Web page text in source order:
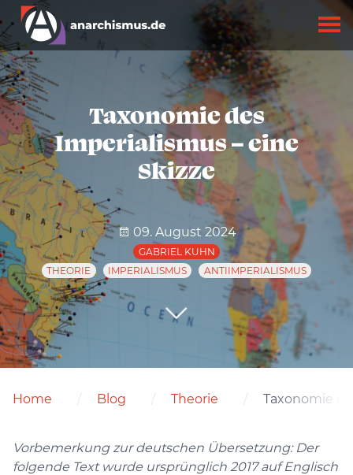
Taxonomie des
Imperialismus – eine
Skizze
09. August 2024
GABRIEL KUHN
THEORIE
IMPERIALISMUS ANTIIMPERIALISMUS
Home Blog Theorie Taxonomie
Vorbemerkung zur deutschen Übersetzung: Der
folgende Text wurde ursprünglich 2017 auf Englisch